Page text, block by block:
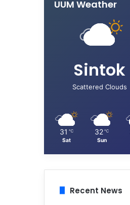
UUM Weather
Sintok
Scattered Clouds
31 ℃
Sat
32 ℃
Sun
Recent News